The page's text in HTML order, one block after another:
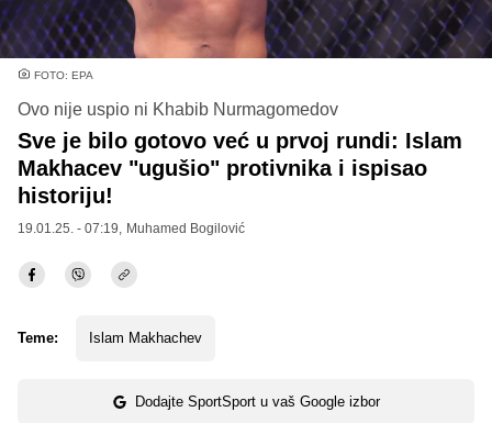
FOTO: EPA
Ovo nije uspio ni Khabib Nurmagomedov
Sve je bilo gotovo već u prvoj rundi: Islam
Makhacev "ugušio" protivnika i ispisao
historiju!
19.01.25. - 07:19, Muhamed Bogilović
Teme: Islam Makhachev
Dodajte SportSport u vaš Google izbor